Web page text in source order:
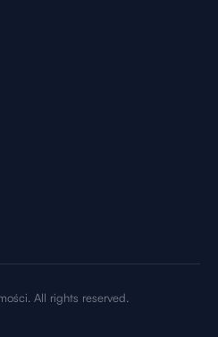
Choice
see property as a
answer only one need.
All rights reserved.